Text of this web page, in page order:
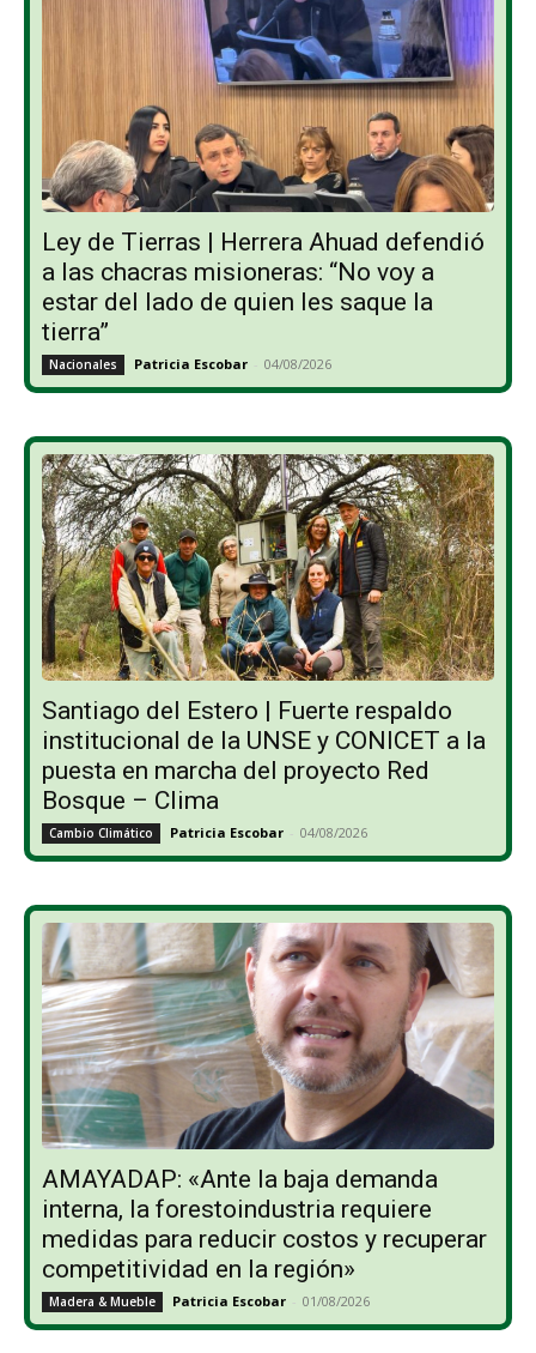
Ley de Tierras | Herrera Ahuad defendió
a las chacras misioneras: “No voy a
estar del lado de quien les saque la
tierra”
Nacionales Patricia Escobar - 04/08/2026
Santiago del Estero | Fuerte respaldo
institucional de la UNSE y CONICET a la
puesta en marcha del proyecto Red
Bosque – Clima
Cambio Climático Patricia Escobar - 04/08/2026
AMAYADAP: «Ante la baja demanda
interna, la forestoindustria requiere
medidas para reducir costos y recuperar
competitividad en la región»
Madera & Mueble Patricia Escobar - 01/08/2026